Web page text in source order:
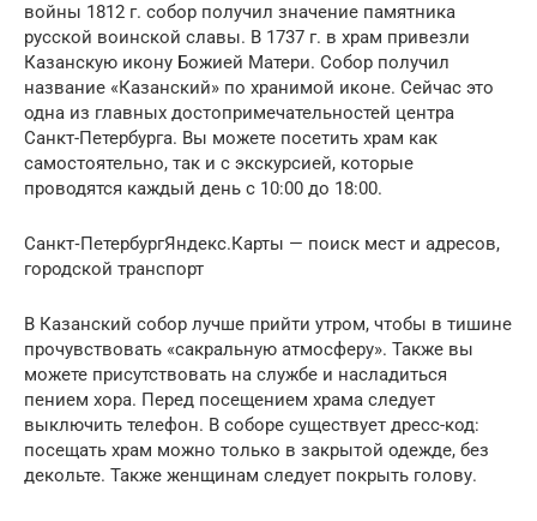
войны 1812 г. собор получил значение памятника
русской воинской славы. В 1737 г. в храм привезли
Казанскую икону Божией Матери. Собор получил
название «Казанский» по хранимой иконе. Сейчас это
одна из главных достопримечательностей центра
Санкт-Петербурга. Вы можете посетить храм как
самостоятельно, так и с экскурсией, которые
проводятся каждый день с 10:00 до 18:00.
Санкт‑ПетербургЯндекс.Карты — поиск мест и адресов,
городской транспорт
В Казанский собор лучше прийти утром, чтобы в тишине
прочувствовать «сакральную атмосферу». Также вы
можете присутствовать на службе и насладиться
пением хора. Перед посещением храма следует
выключить телефон. В соборе существует дресс-код:
посещать храм можно только в закрытой одежде, без
декольте. Также женщинам следует покрыть голову.